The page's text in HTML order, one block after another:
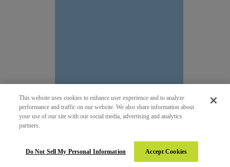
30 - SUEDE (SUD)
This website uses cookies to enhance user experience and to analyze
performance and traffic on our website. We also share information about
your use of our site with our social media, advertising and analytics
partners.
Do Not Sell My Personal Information Accept Cookies